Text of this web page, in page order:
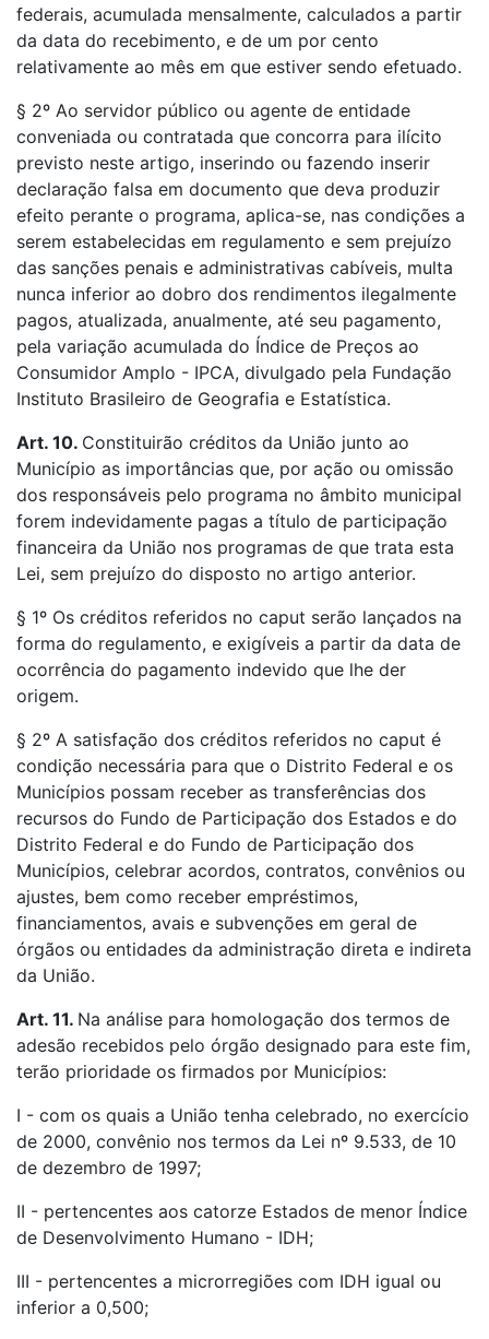
federais, acumulada mensalmente, calculados a partir
da data do recebimento, e de um por cento
relativamente ao mês em que estiver sendo efetuado.
§ 2º Ao servidor público ou agente de entidade
conveniada ou contratada que concorra para ilícito
previsto neste artigo, inserindo ou fazendo inserir
declaração falsa em documento que deva produzir
efeito perante o programa, aplica-se, nas condições a
serem estabelecidas em regulamento e sem prejuízo
das sanções penais e administrativas cabíveis, multa
nunca inferior ao dobro dos rendimentos ilegalmente
pagos, atualizada, anualmente, até seu pagamento,
pela variação acumulada do Índice de Preços ao
Consumidor Amplo - IPCA, divulgado pela Fundação
Instituto Brasileiro de Geografia e Estatística.
Art. 10. Constituirão créditos da União junto ao
Município as importâncias que, por ação ou omissão
dos responsáveis pelo programa no âmbito municipal
forem indevidamente pagas a título de participação
financeira da União nos programas de que trata esta
Lei, sem prejuízo do disposto no artigo anterior.
§ 1º Os créditos referidos no caput serão lançados na
forma do regulamento, e exigíveis a partir da data de
ocorrência do pagamento indevido que lhe der
origem.
§ 2º A satisfação dos créditos referidos no caput é
condição necessária para que o Distrito Federal e os
Municípios possam receber as transferências dos
recursos do Fundo de Participação dos Estados e do
Distrito Federal e do Fundo de Participação dos
Municípios, celebrar acordos, contratos, convênios ou
ajustes, bem como receber empréstimos,
financiamentos, avais e subvenções em geral de
órgãos ou entidades da administração direta e indireta
da União.
Art. 11. Na análise para homologação dos termos de
adesão recebidos pelo órgão designado para este fim,
terão prioridade os firmados por Municípios:
I - com os quais a União tenha celebrado, no exercício
de 2000, convênio nos termos da Lei nº 9.533, de 10
de dezembro de 1997;
II - pertencentes aos catorze Estados de menor Índice
de Desenvolvimento Humano - IDH;
III - pertencentes a microrregiões com IDH igual ou
inferior a 0,500;